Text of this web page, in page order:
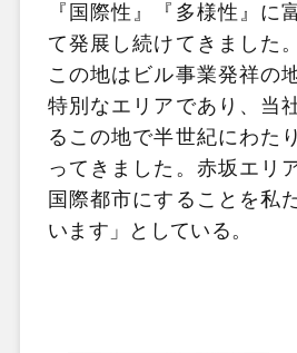
『国際性』『多様性』に
て発展し続けてきました
この地はビル事業発祥の
特別なエリアであり、当
るこの地で半世紀にわた
ってきました。赤坂エリ
国際都市にすることを私
います」としている。